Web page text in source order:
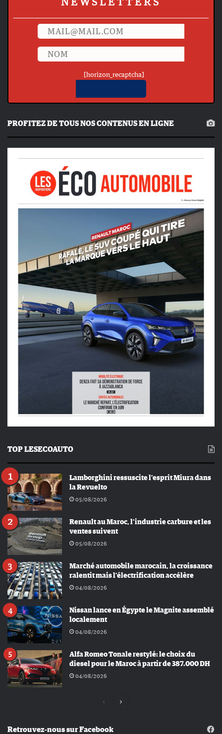
[horizon_recaptcha]
PROFITEZ DE TOUS NOS CONTENUS EN LIGNE
TOP LESECOAUTO
Lamborghini ressuscite l’esprit Miura dans
la Revuelto
05/08/2026
Renault au Maroc, l’industrie carbure et les
ventes suivent
05/08/2026
Marché automobile marocain, la croissance
ralentit mais l’électrification accélère
04/08/2026
Nissan lance en Égypte le Magnite assemblé
localement
04/08/2026
Alfa Romeo Tonale restylé: le choix du
diesel pour le Maroc à partir de 387.000 DH
04/08/2026
Page
Page
Retrouvez-nous sur Facebook